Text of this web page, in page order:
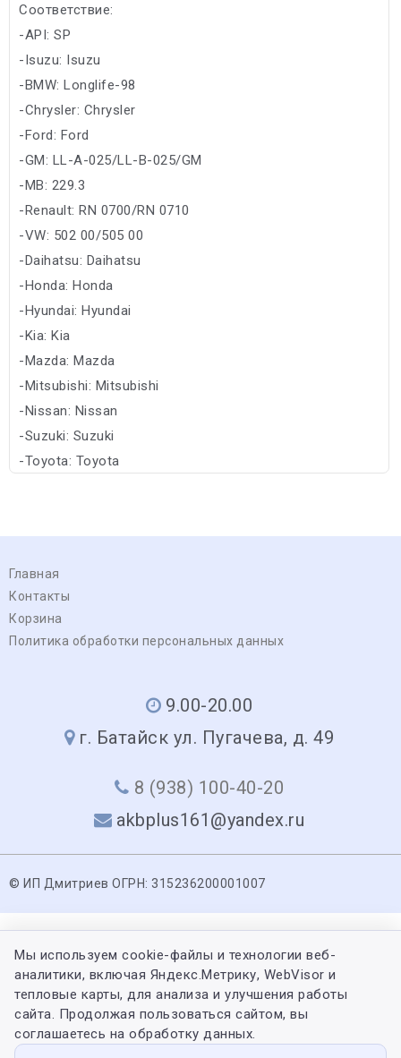
Соответствие:
-API: SP
-Isuzu: Isuzu
-BMW: Longlife-98
-Chrysler: Chrysler
-Ford: Ford
-GM: LL-A-025/LL-B-025/GM
-MB: 229.3
-Renault: RN 0700/RN 0710
-VW: 502 00/505 00
-Daihatsu: Daihatsu
-Honda: Honda
-Hyundai: Hyundai
-Kia: Kia
-Mazda: Mazda
-Mitsubishi: Mitsubishi
-Nissan: Nissan
-Suzuki: Suzuki
-Toyota: Toyota
Главная
Контакты
Корзина
Политика обработки персональных данных
9.00-20.00
г. Батайск ул. Пугачева, д. 49
8 (938) 100-40-20
akbplus161@yandex.ru
© ИП Дмитриев ОГРН: 315236200001007
Мы используем cookie-файлы и технологии веб-
аналитики, включая Яндекс.Метрику, WebVisor и
тепловые карты, для анализа и улучшения работы
сайта. Продолжая пользоваться сайтом, вы
соглашаетесь на обработку данных.